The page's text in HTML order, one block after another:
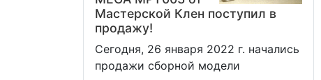
Мастерской Клен поступил в
продажу!
Сегодня, 26 января 2022 г. начались
продажи сборной модели